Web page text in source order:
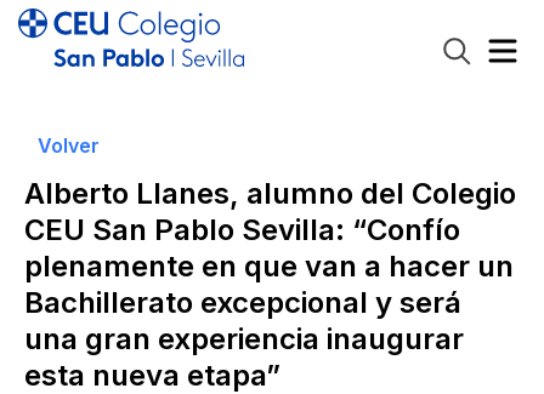
Volver
Alberto Llanes, alumno del Colegio
CEU San Pablo Sevilla: “Confío
plenamente en que van a hacer un
Bachillerato excepcional y será
una gran experiencia inaugurar
esta nueva etapa”